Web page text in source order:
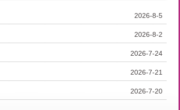
2026-8-5
2026-8-2
2026-7-24
2026-7-21
2026-7-20